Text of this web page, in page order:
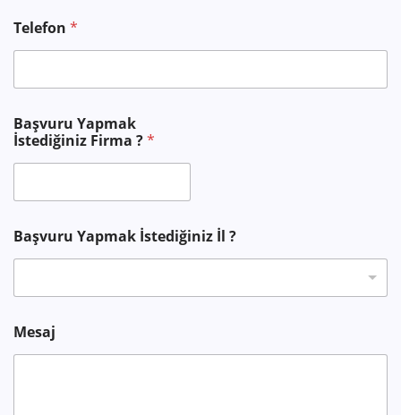
Telefon*
Başvuru Yapmak
İstediğiniz Firma ?*
Başvuru Yapmak İstediğiniz İl ?
Mesaj